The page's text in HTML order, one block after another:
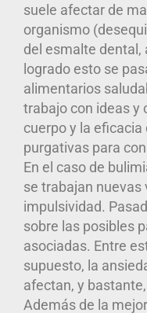
suele afectar de
organismo
del esmalte dental,
logrado esto se
alimentarios
trabajo con ideas y
cuerpo y la
purgativas para
En el caso de
se trabajan nuevas
impulsividad.
sobre las posibles
asociadas. Entre
supuesto, la
afectan, y
Además de la